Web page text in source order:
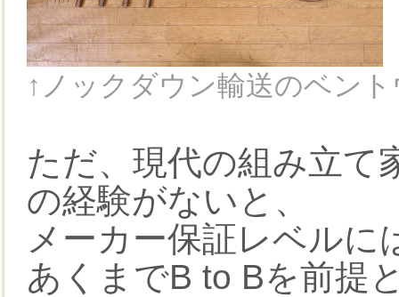
↑ノックダウン輸送のベン
ただ、現代の組み立て
の経験がないと、
メーカー保証レベル
あくまでB to Bを前提